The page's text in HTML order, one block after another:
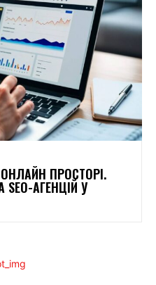
ПРОСТОРІ.
АГЕНЦІЙ У